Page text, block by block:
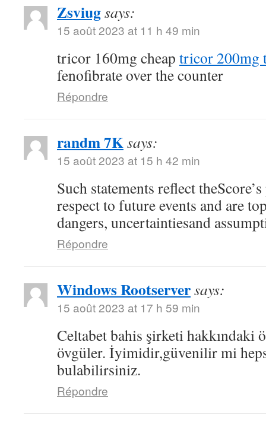
Zsviugsays:
15 août 2023 at 11 h 49 min
tricor 160mg cheap tricor 200mg
fenofibrate over the counter
Répondre
randm 7Ksays:
15 août 2023 at 15 h 42 min
Such statements reflect
respect to future events and are
dangers, uncertaintiesand
Répondre
Windows Rootserversays:
15 août 2023 at 17 h 59 min
Celtabet bahis şirketi hakkındaki
övgüler. İyimidir,güvenilir mi
bulabilirsiniz.
Répondre